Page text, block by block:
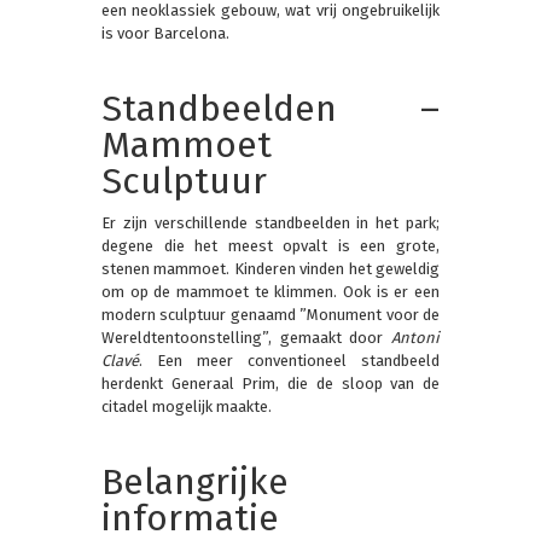
een neoklassiek gebouw, wat vrij ongebruikelijk
is voor Barcelona.
Standbeelden –
Mammoet
Sculptuur
Er zijn verschillende standbeelden in het park;
degene die het meest opvalt is een grote,
stenen mammoet. Kinderen vinden het geweldig
om op de mammoet te klimmen. Ook is er een
modern sculptuur genaamd ”Monument voor de
Wereldtentoonstelling”, gemaakt door Antoni
Clavé. Een meer conventioneel standbeeld
herdenkt Generaal Prim, die de sloop van de
citadel mogelijk maakte.
Belangrijke
informatie